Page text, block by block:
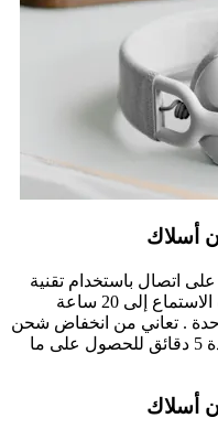
أسلاك
اتصال باستخدام تقنية
Bluetooth®‎ متعددة النقاط. يصل وقت الاستماع إلى 20 ساعة
بشحنة واحدة . تعاني من انخفاض شحن
البطارية؟ يمكن توصيل السماعات لمدة 5 دقائق للحصول على ما
أسلاك